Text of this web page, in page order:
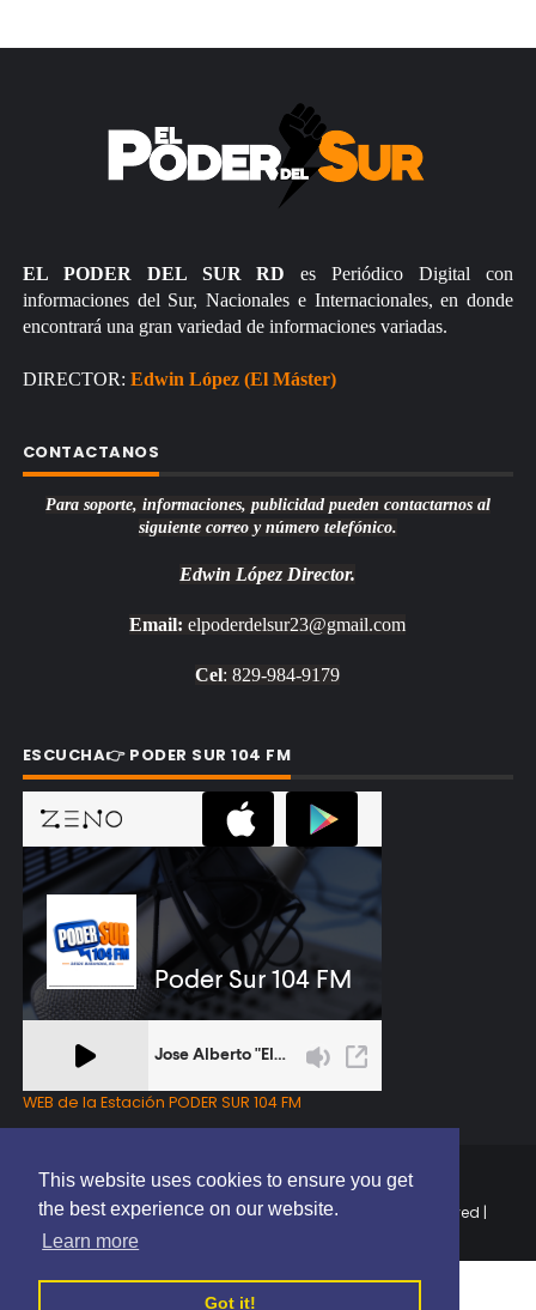
This website uses cookies to ensure you get
the best experience on our website.
Learn more
Got it!
EL PODER DEL SUR RD es Periódico Digital con
informaciones del Sur, Nacionales e Internacionales, en donde
encontrará una gran variedad de informaciones variadas.
DIRECTOR: Edwin López (El Máster)
CONTACTANOS
Para soporte, informaciones, publicidad pueden contactarnos al
siguiente correo y número telefónico.
Edwin López Director.
Email: elpoderdelsur23@gmail.com
Cel: 829-984-9179
ESCUCHA👉 PODER SUR 104 FM
WEB de la Estación PODER SUR 104 FM
Copyright © 2025 | EL PODER DEL SUR RD | All Rights Reserved |